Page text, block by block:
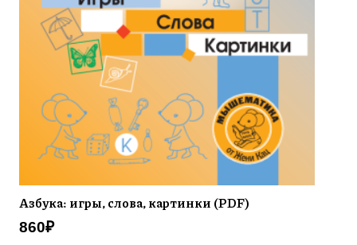
Азбука: игры, слова, картинки (PDF)
860₽